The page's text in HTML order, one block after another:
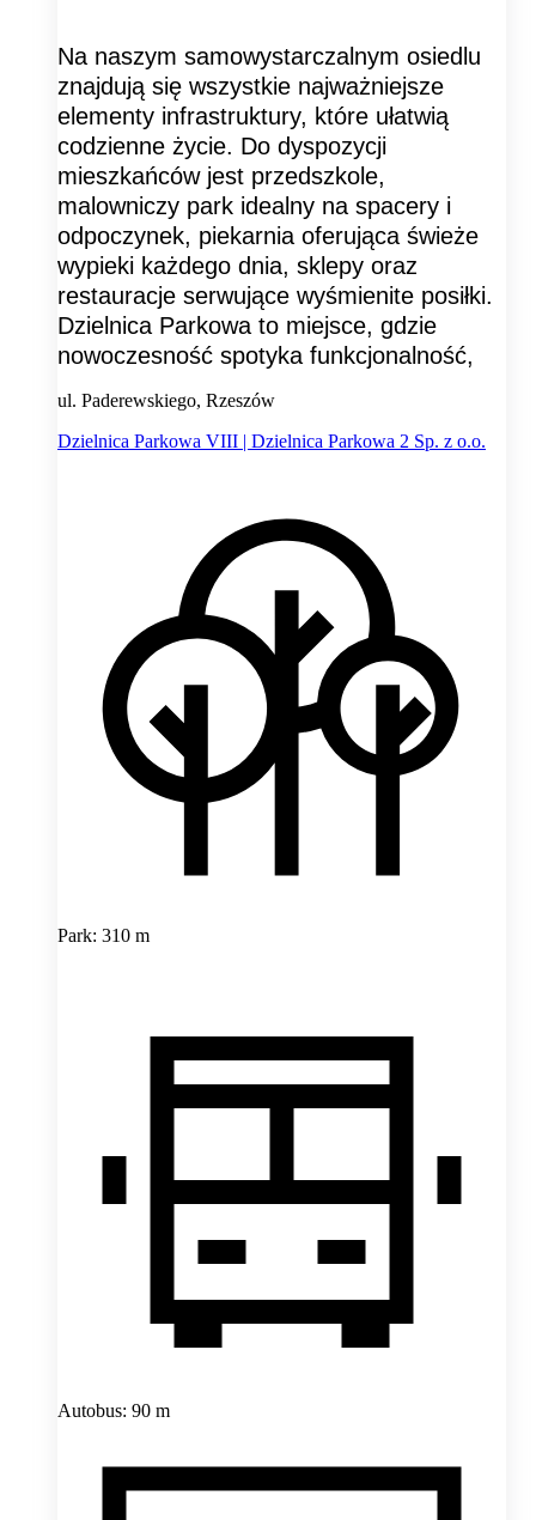
Na naszym samowystarczalnym osiedlu
znajdują się wszystkie najważniejsze
elementy infrastruktury, które ułatwią
codzienne życie. Do dyspozycji
mieszkańców jest przedszkole,
malowniczy park idealny na spacery i
odpoczynek, piekarnia oferująca świeże
wypieki każdego dnia, sklepy oraz
restauracje serwujące wyśmienite posiłki.
Dzielnica Parkowa to miejsce, gdzie
nowoczesność spotyka funkcjonalność,
ul. Paderewskiego, Rzeszów
Dzielnica Parkowa VIII | Dzielnica Parkowa 2 Sp. z o.o.
Park: 310 m
Autobus: 90 m